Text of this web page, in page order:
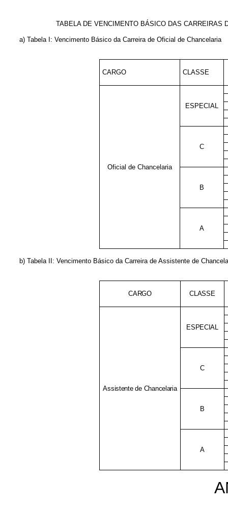
TABELA DE VENCIMENTO BÁSICO DAS CARREIRAS
a) Tabela I: Vencimento Básico da Carreira de Oficial de Chancelaria
CARGO CLASSE
Oficial de Chancelaria
ESPECIAL
C
B
A
b) Tabela II: Vencimento Básico da Carreira de Assistente de
CARGO CLASSE
Assistente de Chancelaria
ESPECIAL
C
B
A